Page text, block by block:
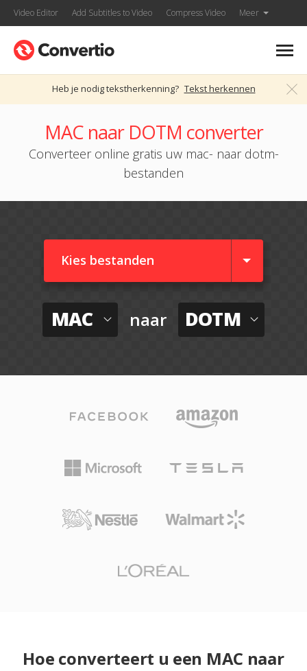
Video Editor Add Subtitles to Video Compress Video Meer
Heb je nodig tekstherkenning? Tekst herkennen
MAC naar DOTM converter
Converteer online gratis uw mac- naar dotm-
bestanden
Kies bestanden
MAC naar DOTM
Hoe converteert u een MAC naar